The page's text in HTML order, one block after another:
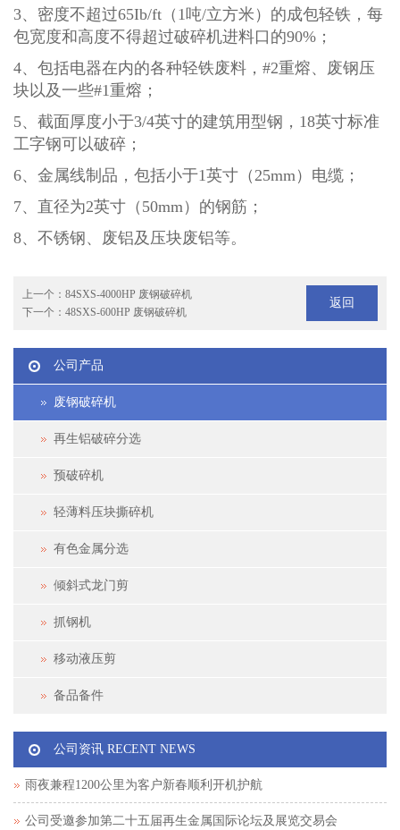
3、 密度不超过65Ib/ft（1吨/立方米 ） 的成包轻铁，每
包宽度和高度不得超过破碎机进料口的90%；
4、包括电器在内的各种轻铁废料，#2重熔、废钢压
块以及一些#1重熔；
5、截面厚度小于3/4英寸的建筑用型钢，18英寸标准
工字钢可以破碎；
6、金属线制品，包括小于1英寸（25mm）电缆；
7、直径为2英寸（50mm）的钢筋；
8、不锈钢、废铝及压块废铝等。
上一个： 84SXS-4000HP 废钢破碎机
下一个： 48SXS-600HP 废钢破碎机
返回
公司产品
废钢破碎机
再生铝破碎分选
预破碎机
轻薄料压块撕碎机
有色金属分选
倾斜式龙门剪
抓钢机
移动液压剪
备品备件
公司资讯 RECENT NEWS
雨夜兼程1200公里为客户新春顺利开机护航
公司受邀参加第二十五届再生金属国际论坛及展览交易会